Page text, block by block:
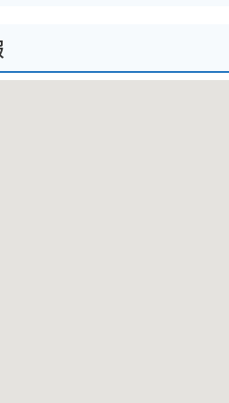
セスも良好で、駐車場も完備されていま